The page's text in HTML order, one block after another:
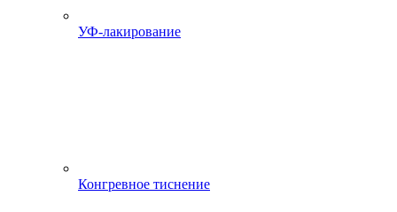
УФ-лакирование
Конгревное тиснение